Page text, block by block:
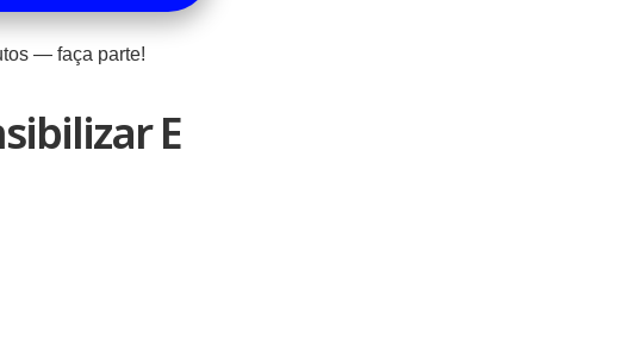
— faça parte!
E